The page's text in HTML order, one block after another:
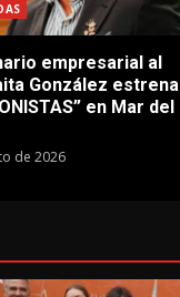
empresarial al
González estrena
en Mar del
de 2026